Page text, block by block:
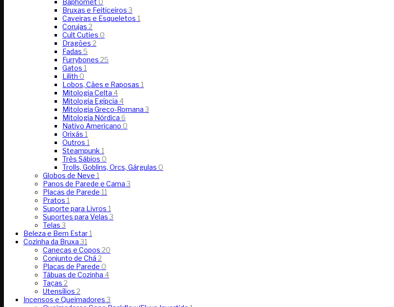
Baphomet 0
Bruxas e Feiticeiros3
Caveiras e Esqueletos 1
Corujas 2
Cult Cuties 0
Dragões 2
Fadas 5
Furrybones 25
Gatos 1
Lilith 0
Lobos, Cães e Raposas 1
Mitologia Celta 4
Mitologia Egípcia 4
Mitologia Greco-Romana3
Mitologia Nórdica 6
Nativo Americano 0
Orixás 1
Outros 1
Steampunk 1
Três Sábios 0
Trolls, Goblins, Orcs, Gárgulas 0
Globos de Neve 1
Panos de Parede e Cama3
Placas de Parede 11
Pratos 1
Suporte para Livros 1
Suportes para Velas3
Telas3
Beleza e Bem Estar 1
Cozinha da Bruxa31
Canecas e Copos 20
Conjunto de Chá 2
Placas de Parede 0
Tábuas de Cozinha 4
Taças 2
Utensílios 2
Incensos e Queimadores3